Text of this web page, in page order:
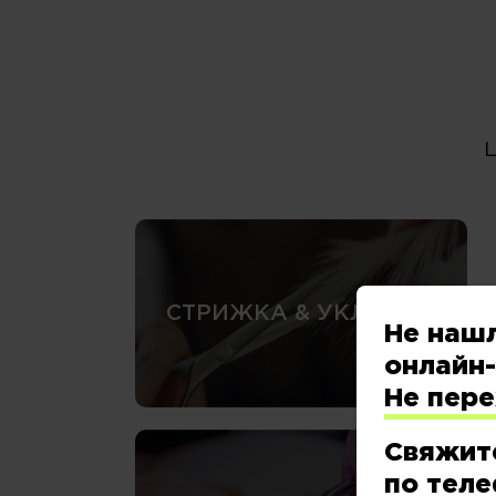
СТРИЖКА & УКЛАДКА
Не
Не
по